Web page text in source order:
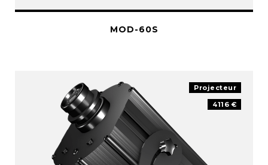
MOD-60S
Projecteur
4116 €